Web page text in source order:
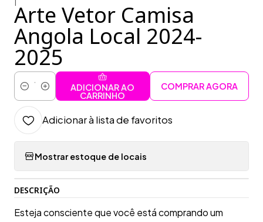
Arte Vetor Camisa
Angola Local 2024-
2025
Quantidade
ADICIONAR AO
CARRINHO
COMPRAR AGORA
Adicionar à lista de favoritos
Mostrar estoque de locais
DESCRIÇÃO
Esteja consciente que você está comprando um